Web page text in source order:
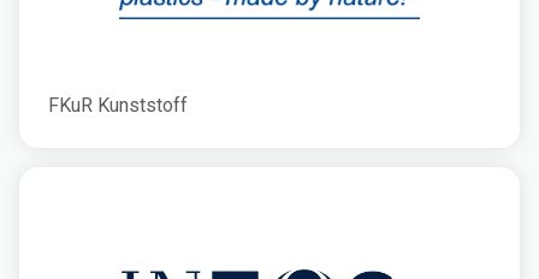
FKuR Kunststoff